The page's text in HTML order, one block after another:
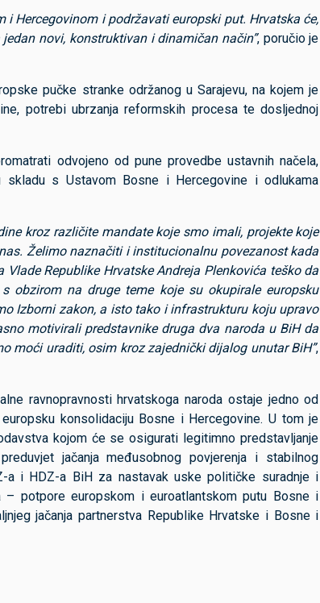
Hercegovinom i podržavati europski put. Hrvatska će,
novi, konstruktivan i dinamičan način”, poručio je
pučke stranke održanog u Sarajevu, na kojem je
potrebi ubrzanja reformskih procesa te dosljednoj
odvojeno od pune provedbe ustavnih načela,
skladu s Ustavom Bosne i Hercegovine i odlukama
kroz različite mandate koje smo imali, projekte koje
Želimo naznačiti i institucionalnu povezanost kada
Republike Hrvatske Andreja Plenkovića teško da
obzirom na druge teme koje su okupirale europsku
Izborni zakon, a isto tako i infrastrukturu koju upravo
motivirali predstavnike druga dva naroda u BiH da
moći uraditi, osim kroz zajednički dijalog unutar BiH”,
ravnopravnosti hrvatskoga naroda ostaje jedno od
konsolidaciju Bosne i Hercegovine. U tom je
kojom će se osigurati legitimno predstavljanje
jačanja međusobnog povjerenja i stabilnog
a i HDZ-a BiH za nastavak uske političke suradnje i
– potpore europskom i euroatlantskom putu Bosne i
jačanja partnerstva Republike Hrvatske i Bosne i